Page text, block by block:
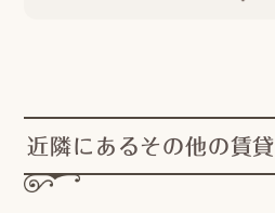
近隣にあるその他の賃貸